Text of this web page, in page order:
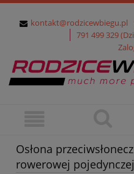
kontakt@rodzicewbiegu.pl
791 499 329
Osłona
rowerowej